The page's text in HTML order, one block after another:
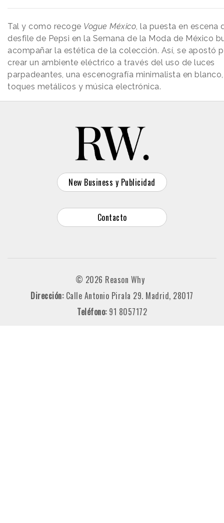
Tal y como recoge Vogue México , la puesta en escena
desfile de Pepsi en la Semana de la Moda de México
acompañar la estética de la colección. Así, se apostó
crear un ambiente eléctrico a través del uso de luces
parpadeantes, una escenografía minimalista en blanco,
toques metálicos y música electrónica.
New Business y Publicidad
Contacto
© 2026 Reason Why
Dirección: Calle Antonio Pirala 29. Madrid, 28017
Teléfono: 91 8057172